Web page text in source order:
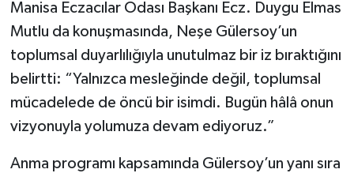
Manisa Eczacılar Odası Başkanı Ecz. Duygu Elmas
Mutlu da konuşmasında, Neşe Gülersoy’un
toplumsal duyarlılığıyla unutulmaz bir iz bıraktığını
belirtti: “Yalnızca mesleğinde değil, toplumsal
mücadelede de öncü bir isimdi. Bugün hâlâ onun
vizyonuyla yolumuza devam ediyoruz.”
Anma programı kapsamında Gülersoy’un yanı sıra